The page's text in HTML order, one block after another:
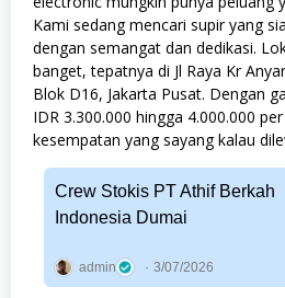
Kami sedang mencari supir yang
dengan semangat dan dedikasi.
banget, tepatnya di Jl Raya Kr
Blok D16, Jakarta Pusat. Dengan
IDR 3.300.000 hingga 4.000.000
kesempatan yang sayang kalau
Crew Stokis PT Athif Berkah
Indonesia Dumai
admin 3/07/2026